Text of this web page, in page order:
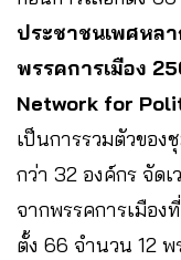
ประชาชนเพศหล
พรรคการเมือง
Network for
เป็นการรวมตัวขอ
กว่า 32 องค์กร จัด
จากพรรคการเมือง
ตั้ง 66 จำนวน 12